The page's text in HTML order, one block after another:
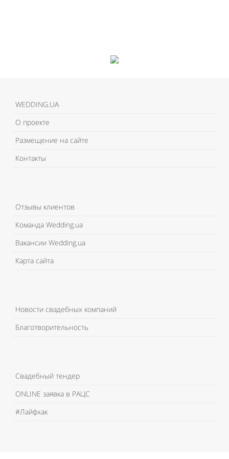
WEDDING.UA
О проекте
Размещение на сайте
Контакты
Отзывы клиентов
Команда Wedding.ua
Вакансии Wedding.ua
Карта сайта
Новости свадебных компаний
Благотворительность
Свадебный тендер
ONLINE заявка в РАЦС
#Лайфхак